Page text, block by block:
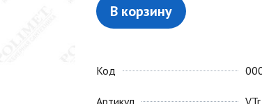
В корзину
Код
Артикул